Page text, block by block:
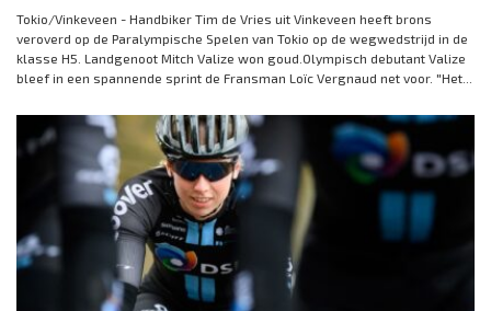
Tokio/Vinkeveen - Handbiker Tim de Vries uit Vinkeveen heeft brons
veroverd op de Paralympische Spelen van Tokio op de wegwedstrijd in de
klasse H5. Landgenoot Mitch Valize won goud.Olympisch debutant Valize
bleef in een spannende sprint de Fransman Loïc Vergnaud net voor. "Het...